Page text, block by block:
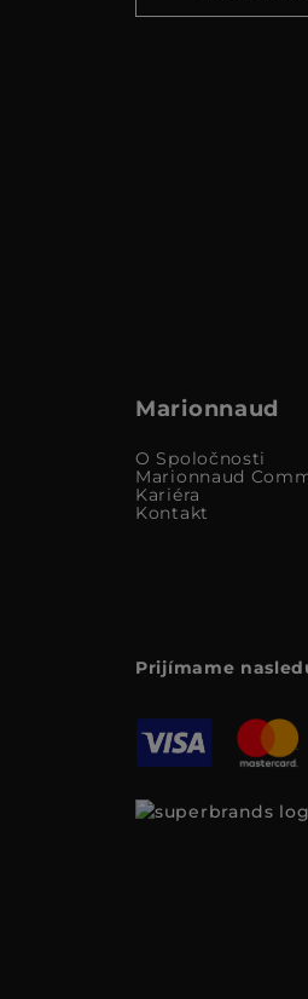
Marionnaud
O Spoločnosti
Marionnaud
Kariéra
Kontakt
Prijímame